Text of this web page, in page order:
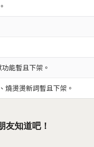
能暫且下架。
燒燙燙新詞暫且下架。
友知道吧！